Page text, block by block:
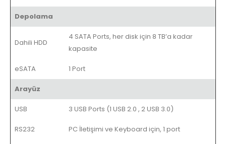
Depolama
Dahili HDD
4 SATA Ports, her disk için 8 TB’a kadar
kapasite
eSATA 1 Port
Arayüz
USB 3 USB Ports (1 USB 2.0 , 2 USB 3.0)
RS232 PC İletişimi ve Keyboard için, 1 port